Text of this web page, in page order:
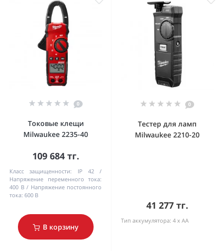
0
Токовые клещи
Milwaukee 2235-40
109 684 тг.
Класс защищенности:
IP 42
Напряжение переменного тока:
400 В
Напряжение постоянного
тока: 600 В
В корзину
0
Тестер для ламп
Milwaukee 2210-20
41 277 тг.
Тип аккумулятора: 4 x AA